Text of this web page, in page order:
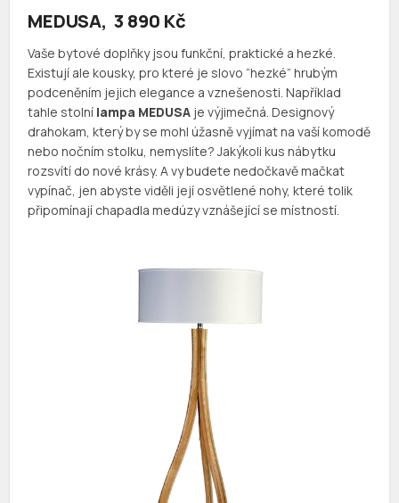
MEDUSA, 3 890 Kč
Vaše bytové doplňky jsou funkční, praktické a hezké.
Existují ale kousky, pro které je slovo “hezké” hrubým
podceněním jejich elegance a vznešenosti. Například
tahle stolní lampa MEDUSA je výjimečná. Designový
drahokam, který by se mohl úžasně vyjímat na vaší komodě
nebo nočním stolku, nemyslíte? Jakýkoli kus nábytku
rozsvítí do nové krásy. A vy budete nedočkavě mačkat
vypínač, jen abyste viděli její osvětlené nohy, které tolik
připomínají chapadla medúzy vznášející se místností.